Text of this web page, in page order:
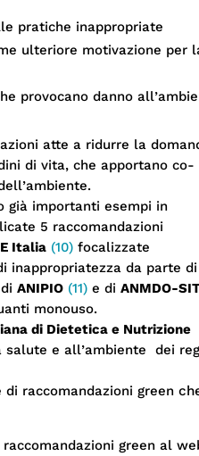
pratiche inappropriate
ulteriore motivazione per
provocano danno
atte a ridurre la
di vita, che apportano co-
già importanti esempi in
5 raccomandazioni
Italia (10) focalizzate
inappropriatezza da parte di
ANIPIO (11) e di ANMDO-
monouso.
di Dietetica e Nutrizione
e all’ambiente dei
raccomandazioni green
green al